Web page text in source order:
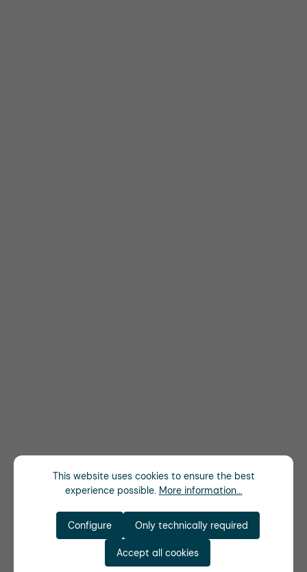
This website uses cookies to ensure the best
experience possible. More information...
Only technically required
Configure
Accept all cookies